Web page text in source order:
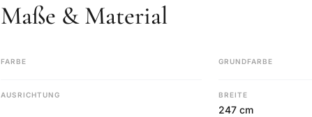
Maße & Material
FARBE GRUNDFARBE
AUSRICHTUNG BREITE
247 cm